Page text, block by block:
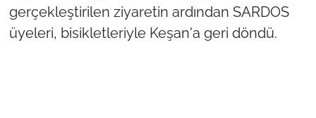
gerçekleştirilen ziyaretin ardından SARDOS
üyeleri, bisikletleriyle Keşan'a geri döndü.
Bilim Teknoloji